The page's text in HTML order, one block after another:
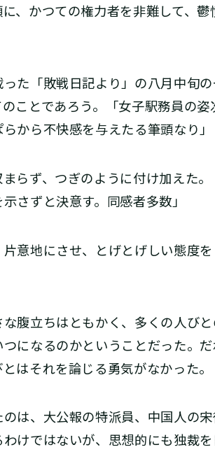
、かつての権力者を非難して、
た「敗戦日記より」の八月中旬
ことであろう。「女子駅務員の
から不快感を与えたる筆頭なり」
らず、つぎのように付け加えた
さずと決意す。同感者多数」
意地にさせ、とげとげしい態度
腹立ちはともかく、多くの人び
になるのかということだった。
はそれを論じる勇気がなかった。
は、大公報の特派員、中国人の
けではないが、思想的にも独裁